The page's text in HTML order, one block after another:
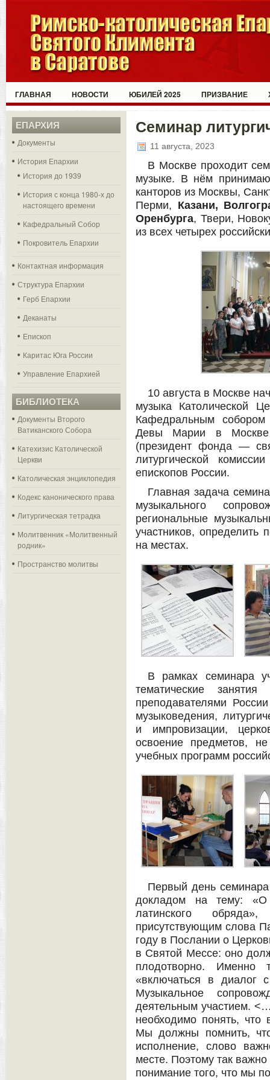
ГЛАВНАЯ НОВОСТИ ЮБИЛЕЙ 2025 ПРИЗВАНИЕ
ЕПАРХИЯ
Документы
История Епархии
История до 1939
История с конца 1980-х до
настоящего времени
Кафедральный Собор
Покровитель Епархии
Контактная информация
Структура Епархии
Герб Епархии
Деканаты
Епископ
Каритас Юга России
Управление Епархией
БИБЛИОТЕКА
Документы Второго
Ватиканского Собора
Катехизис Католической
Церкви
Католическая энциклопедия
Кодекс канонического права
Литургическая тетрадка
Молитвенник «Молитвенный
родник»
Пространство молитвы
Семинар
11 августа, 2023
В Москве проходит
музыке. В нём
канторов из Москвы,
Перми, Казани,
Оренбурга, Твери,
из всех четырех
10 августа в Москве
музыка Католической
Кафедральным собором
Девы Марии в Москве
(президент фонда —
литургической
епископов России.
Главная задача
музыкального
региональные
участников, определить
на местах.
В рамках семинара
тематические
преподавателями
музыковедения,
и импровизации,
освоение предметов,
учебных программ
Первый день
докладом на тему: «О
латинского
присутствующим слова
году в Послании о
в Святой Мессе: оно
плодотворно. Именно
«включаться в диалог
Музыкальное
деятельным участием.
необходимо понять,
Мы должны помнить,
исполнение, слово
месте. Поэтому так
понимание того, что мы